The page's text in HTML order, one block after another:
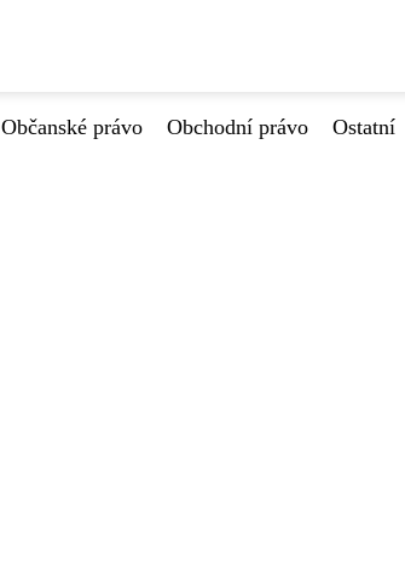
Občanské právo Obchodní právo Ostatní